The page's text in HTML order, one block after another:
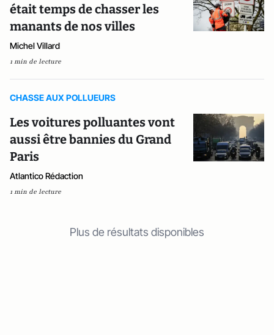
était temps de chasser les
manants de nos villes
Michel Villard
1 min de lecture
CHASSE AUX POLLUEURS
Les voitures polluantes vont
aussi être bannies du Grand
Paris
Atlantico Rédaction
1 min de lecture
Plus de résultats disponibles